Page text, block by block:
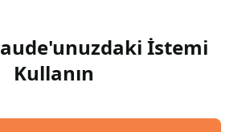
İstemi
Kullanın